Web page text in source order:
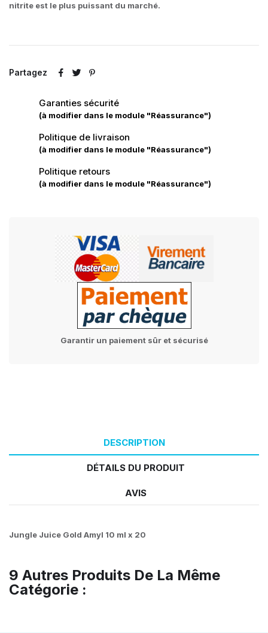
nitrite est le plus puissant du marché.
Partagez
Garanties sécurité
(à modifier dans le module "Réassurance")
Politique de livraison
(à modifier dans le module "Réassurance")
Politique retours
(à modifier dans le module "Réassurance")
Garantir un paiement sûr et sécurisé
DESCRIPTION
DÉTAILS DU PRODUIT
AVIS
Jungle Juice Gold Amyl 10 ml x 20
9 Autres Produits De La Même
Catégorie :